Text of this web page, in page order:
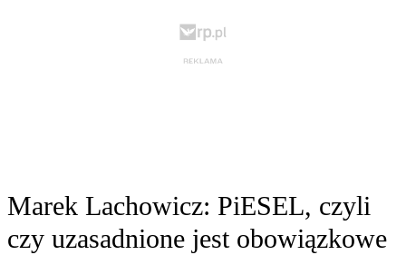
Marek Lachowicz: PiESEL, czyli
czy uzasadnione jest obowiązkowe